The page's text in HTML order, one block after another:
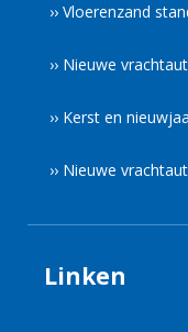
›› Vloerenzand
›› Nieuwe
›› Kerst en
›› Nieuwe
Linken